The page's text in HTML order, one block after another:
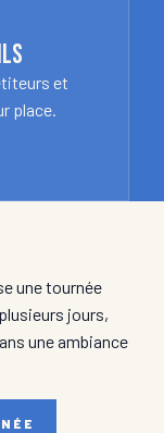
et
place.
une tournée
jours,
une ambiance